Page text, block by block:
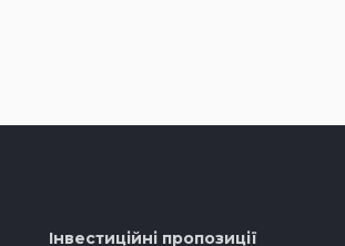
Інвестиційні пропозиції